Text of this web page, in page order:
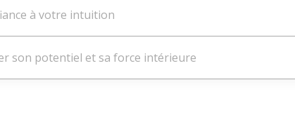
à votre intuition
son potentiel et sa force intérieure